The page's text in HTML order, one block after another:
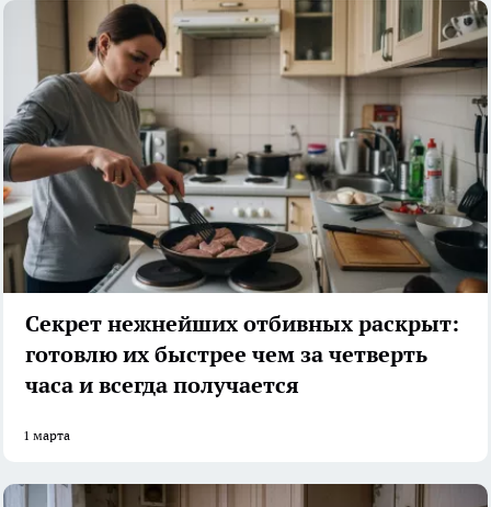
Секрет нежнейших отбивных раскрыт:
готовлю их быстрее чем за четверть
часа и всегда получается
1 марта